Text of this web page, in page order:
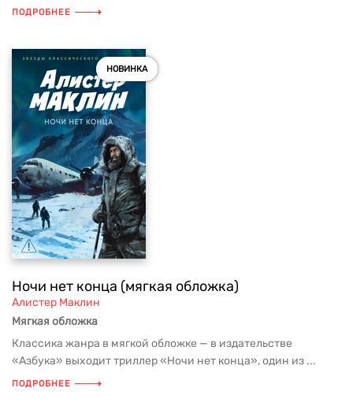
ПОДРОБНЕЕ
НОВИНКА
Ночи нет конца (мягкая обложка)
Алистер Маклин
Мягкая обложка
Классика жанра в мягкой обложке — в издательстве
«Азбука» выходит триллер «Ночи нет конца», один из ...
ПОДРОБНЕЕ